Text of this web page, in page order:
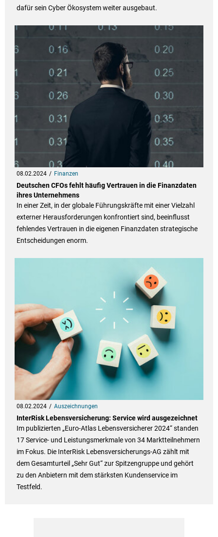
dafür sein Cyber Ökosystem weiter ausgebaut.
08.02.2024 Finanzen
Deutschen CFOs fehlt häufig Vertrauen in die Finanzdaten
ihres Unternehmens
In einer Zeit, in der globale Führungskräfte mit einer Vielzahl
externer Herausforderungen konfrontiert sind, beeinflusst
fehlendes Vertrauen in die eigenen Finanzdaten strategische
Entscheidungen enorm.
08.02.2024 Auszeichnungen
InterRisk Lebensversicherung: Service wird ausgezeichnet
Im publizierten „Euro-Atlas Lebensversicherer 2024“ standen
17 Service- und Leistungsmerkmale von 34 Marktteilnehmern
im Fokus. Die InterRisk Lebensversicherungs-AG zählt mit
dem Gesamturteil „Sehr Gut“ zur Spitzengruppe und gehört
zu den Anbietern mit dem stärksten Kundenservice im
Testfeld.